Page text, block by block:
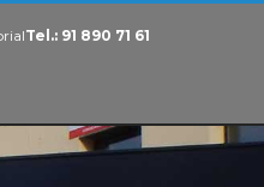
Tel.: 91 890 71 61